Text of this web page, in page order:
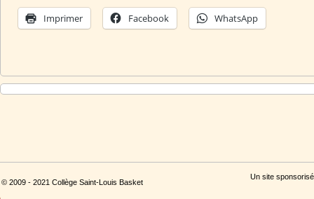
Imprimer Facebook WhatsApp
© 2009 - 2021 Collège Saint-Louis Basket
Un site